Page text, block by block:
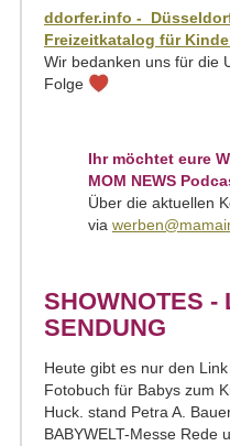
ddorfer.info -
Freizeitkatalog für
Wir bedanken uns für die
Folge
Ihr möchtet eure
MOM NEWS
Über die aktuellen
via
SHOWNOTES -
SENDUNG
Heute gibt es nur den Link
Fotobuch für Babys zum
Huck. stand Petra A.
BABYWELT-Messe Rede